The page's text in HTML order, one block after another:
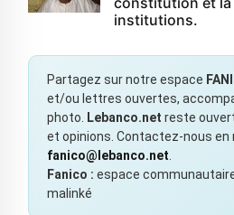
institutions.
Partagez sur notre espace
et/ou lettres ouvertes,
photo. Lebanco.net reste
et opinions. Contactez-nous en
fanico@lebanco.net.
Fanico : espace
malinké